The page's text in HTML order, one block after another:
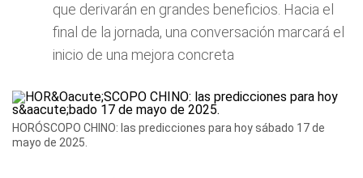
que derivarán en grandes beneficios. Hacia el
final de la jornada, una conversación marcará el
inicio de una mejora concreta
HORÓSCOPO CHINO: las predicciones para hoy sábado 17 de
mayo de 2025.